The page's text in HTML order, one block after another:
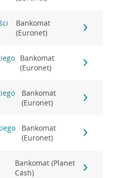
Bankomat
(Euronet)
Bankomat
(Euronet)
Bankomat
(Euronet)
Bankomat
(Euronet)
Bankomat (Planet
Cash)